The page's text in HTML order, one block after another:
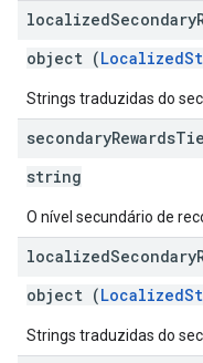
localizedSecondary
object (
Strings traduzidas do
secondaryRewards
string
O nível secundário de
localizedSecondary
object (
Strings traduzidas do